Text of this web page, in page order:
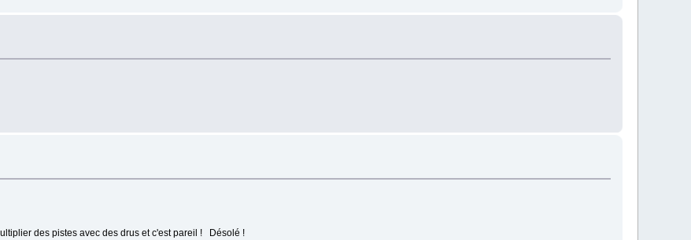
des pistes avec des drus et c'est pareil ! Désolé !